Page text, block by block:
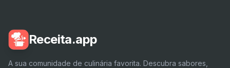
Receita.app
A sua comunidade de culinária favorita. Descubra sabores,